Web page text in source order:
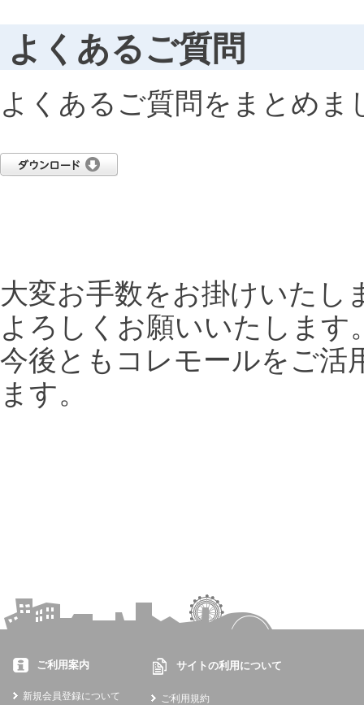
よくあるご質問
よくあるご質問をまとめま
大変お手数をお掛けいたし
よろしくお願いいたします
今後ともコレモールをご活
ます。
ご利用案内
新規会員登録について
サイトの利用について
ご利用規約